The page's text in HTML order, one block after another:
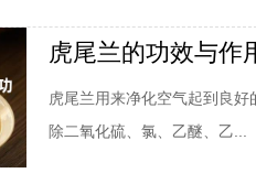
虎尾兰的功效与作
虎尾兰用来净化空气起到良
除二氧化硫、氯、乙醚、乙...